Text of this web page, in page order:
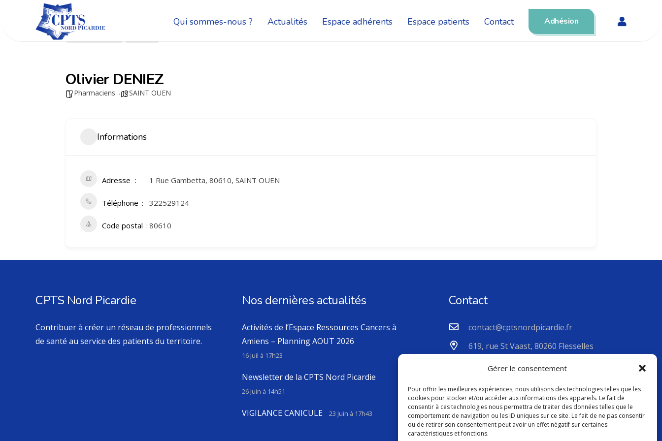
Gérer le consentement
Pour offrir les meilleures expériences, nous utilisons des technologies telles que les
cookies pour stocker et/ou accéder aux informations des appareils. Le fait de
consentir à ces technologies nous permettra de traiter des données telles que le
comportement de navigation ou les ID uniques sur ce site. Le fait de ne pas consentir
ou de retirer son consentement peut avoir un effet négatif sur certaines
caractéristiques et fonctions.
Qui sommes-nous ? Actualités Espace adhérents Espace patients Contact Adhésion
Olivier DENIEZ
Pharmaciens SAINT OUEN
Informations
Adresse 1 Rue Gambetta, 80610, SAINT OUEN
Téléphone 322529124
Code postal 80610
CPTS Nord Picardie
Contribuer à créer un réseau de professionnels
de santé au service des patients du territoire.
Nos dernières actualités
Activités de l’Espace Ressources Cancers à
Amiens – Planning AOUT 2026
16 Juil à 17h23
Newsletter de la CPTS Nord Picardie
26 Juin à 14h51
VIGILANCE CANICULE 23 Juin à 17h43
Contact
contact@cptsnordpicardie.fr
619, rue St Vaast, 80260 Flesselles